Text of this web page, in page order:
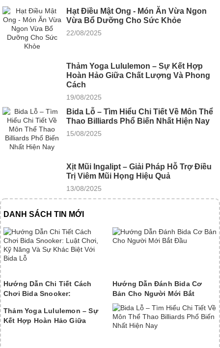
Hiệu Quả
Hạt Điều Mật Ong - Món Ăn Vừa Ngon
Vừa Bổ Dưỡng Cho Sức Khỏe
22/08/2025
Thảm Yoga Lululemon – Sự Kết Hợp
Hoàn Hảo Giữa Chất Lượng Và Phong
Cách
19/08/2025
Bida Lỗ – Tìm Hiểu Chi Tiết Về Môn Thể
Thao Billiards Phổ Biến Nhất Hiện Nay
15/08/2025
Xịt Mũi Ingalipt – Giải Pháp Hỗ Trợ Điều
Trị Viêm Mũi Họng Hiệu Quả
13/08/2025
DANH SÁCH TIN MỚI
Hướng Dẫn Chi Tiết Cách
Chơi Bida Snooker:
Hướng Dẫn Đánh Bida Cơ
Bản Cho Người Mới Bắt
Thảm Yoga Lululemon – Sự
Kết Hợp Hoàn Hảo Giữa